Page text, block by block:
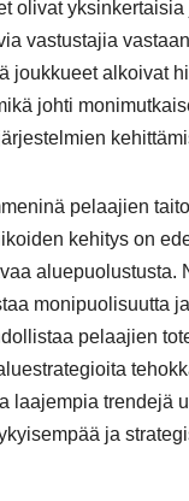
olivat yksinkertaisia
vastustajia
joukkueet alkoivat
johti
pelaajien
kehitys on
aluepuolustusta.
monipuolisuutta
pelaajien
laajempia trendejä
ja